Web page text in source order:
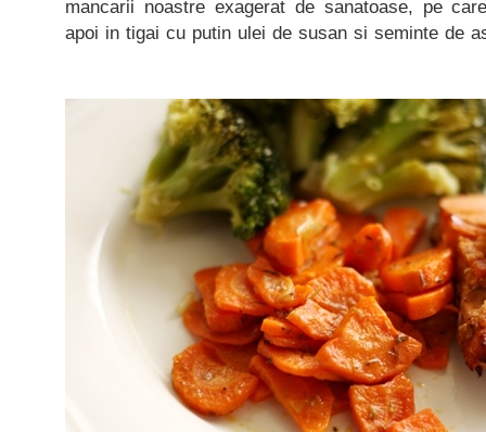
mancarii noastre exagerat de sanatoase, pe
apoi in tigai cu putin ulei de susan si seminte de